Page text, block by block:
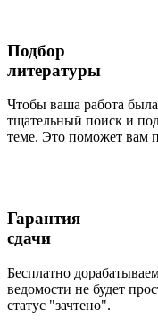
Подбор
литературы
Чтобы ваша работа
тщательный поиск и
теме. Это поможет вам
Гарантия
сдачи
Бесплатно
ведомости не будет
статус "зачтено".